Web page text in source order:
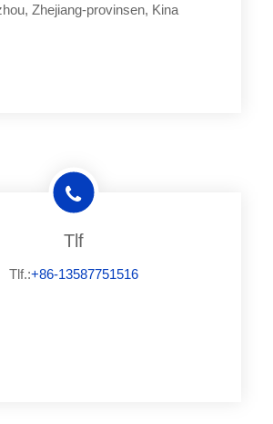
Zhejiang-provinsen, Kina
Tlf
Tlf.:+86-13587751516